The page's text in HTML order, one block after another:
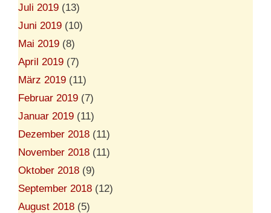
Juli 2019 (13)
Juni 2019 (10)
Mai 2019 (8)
April 2019 (7)
März 2019 (11)
Februar 2019 (7)
Januar 2019 (11)
Dezember 2018 (11)
November 2018 (11)
Oktober 2018 (9)
September 2018 (12)
August 2018 (5)